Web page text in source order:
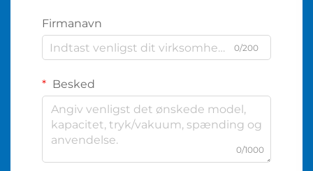
Firmanavn
0/200
Besked
0/1000